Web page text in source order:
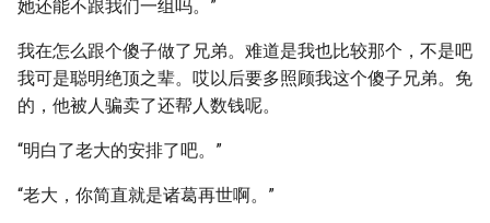
她还能不跟我们一组吗。”
我在怎么跟个傻子做了兄弟。难道是我也比较那个，不是吧
我可是聪明绝顶之辈。哎以后要多照顾我这个傻子兄弟。免
的，他被人骗卖了还帮人数钱呢。
“明白了老大的安排了吧。”
“老大，你简直就是诸葛再世啊。”